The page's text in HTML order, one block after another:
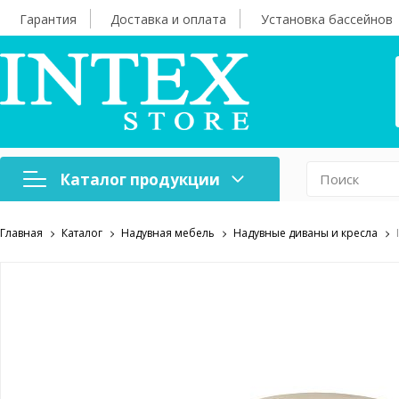
Гарантия Доставка и оплата Установка бассейнов
Каталог продукции
Надувная мебель
Главная Каталог Надувная мебель Надувные диваны и кресла